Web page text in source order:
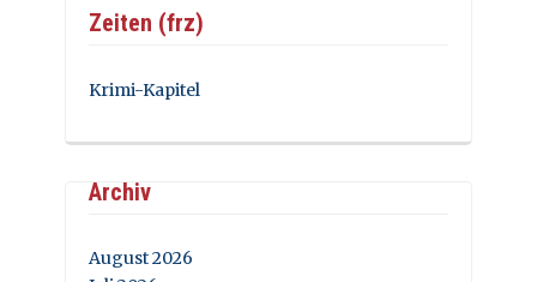
Zeiten (frz)
Krimi-Kapitel
Archiv
August 2026